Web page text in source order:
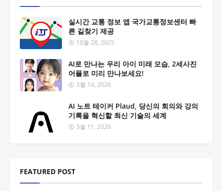
실시간 교통 정보 앱 국가교통정보센터 빠
른 길찾기 제공
10월 28, 2025
AI로 만나는 우리 아이 미래 모습, 2세사진
어플로 미리 만나보세요!
3월 14, 2026
AI 노트 테이커 Plaud, 당신의 회의와 강의
기록을 혁신할 최신 기술의 세계
3월 11, 2026
FEATURED POST